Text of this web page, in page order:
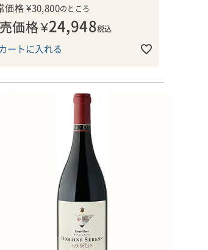
・スロープにある町、ロイヤル・シテ
郊に位置する「ストーンリッジ・ヴィ
。
ビア川の氾濫原より高い場所に広が
沖積扇状地由来の砂利質土壌の畑で
表土の下には深さ約15～30cmのカリ
ュ(石灰質硬結層)と玄武岩の層があ
カルシウムや鉄分を豊富に含む、この
環境が、ブドウの根に適度なストレス
え、凝縮感のある果実を育みます。
は1エーカーあたり2.3トン。発酵は野
母で行い、ブドウ本来の個性を丁寧に
あった古い石炭ストーブからキング・
ル（石炭王）と名付けました。
に大地そのもの、不気味なほど暗い。
コリス、砕いたベルベットの要素が
り合っている。このワインの雄大さに
わしい威厳のある存在感で、力強いス
クチャーがある。(オーナー兼ワイン
カー・チャールズ・スミス氏のコメン
年は、信じられないほど良かった
この傑出したヴィンテージは、穏やか
まり、秋には長くて乾燥した成熟期を
ました。これにより、酸が下がった
糖分を増やしたりすることなく、最適
度に達するまでに果実を育てることが
価格 ¥30,800のところ
価格¥24,948税込
ートに入れる